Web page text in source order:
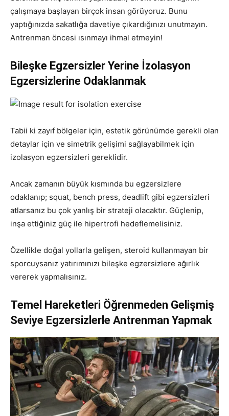
çalışmaya başlayan birçok insan görüyoruz. Bunu
yaptığınızda sakatlığa davetiye çıkardığınızı unutmayın.
Antrenman öncesi ısınmayı ihmal etmeyin!
Bileşke Egzersizler Yerine İzolasyon
Egzersizlerine Odaklanmak
Tabii ki zayıf bölgeler için, estetik görünümde gerekli olan
detaylar için ve simetrik gelişimi sağlayabilmek için
izolasyon egzersizleri gereklidir.
Ancak zamanın büyük kısmında bu egzersizlere
odaklanıp; squat, bench press, deadlift gibi egzersizleri
atlarsanız bu çok yanlış bir strateji olacaktır. Güçlenip,
inşa ettiğiniz güç ile hipertrofi hedeflemelisiniz.
Özellikle doğal yollarla gelişen, steroid kullanmayan bir
sporcuysanız yatırımınızı bileşke egzersizlere ağırlık
vererek yapmalısınız.
Temel Hareketleri Öğrenmeden Gelişmiş
Seviye Egzersizlerle Antrenman Yapmak